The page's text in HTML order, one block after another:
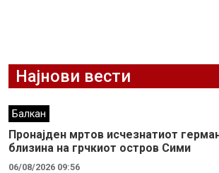
Најнови вести
Балкан
Пронајден мртов исчезнатиот
близина на грчкиот остров Сими
06/08/2026 09:56